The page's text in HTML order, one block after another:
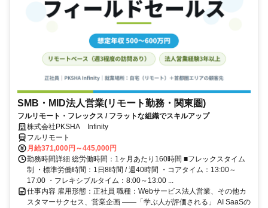
SMB・MID法人営業(リモート勤務・関東圏)
フルリモート・フレックス / フラットな組織でスキルアップ
株式会社PKSHA Infinity
フルリモート
月給371,000円～445,000円
勤務時間詳細 総労働時間：1ヶ月あたり160時間 ■フレックスタイム
制 ・標準労働時間：1日8時間 / 週40時間 ・コアタイム：13:00～
17:00 ・フレキシブルタイム：8:00～13:00 ...
仕事内容 雇用形態：正社員 職種：Webサービス法人営業、その他カ
スタマーサクセス、営業企画 ――「学ぶ人が評価される」 AI SaaSの